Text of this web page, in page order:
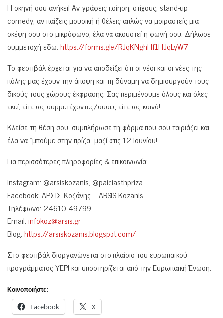
Η σκηνή σου ανήκει! Αν γράφεις ποίηση, στίχους, stand-up
comedy, αν παίζεις μουσική ή θέλεις απλώς να μοιραστείς μια
σκέψη σου στο μικρόφωνο, έλα να ακουστεί η φωνή σου. Δήλωσε
συμμετοχή εδω:https://forms.gle/RJqKNghHf1HJqLyW7
Το φεστιβάλ έρχεται για να αποδείξει ότι οι νέοι και οι νέες της
πόλης μας έχουν την άποψη και τη δύναμη να δημιουργούν τους
δικούς τους χώρους έκφρασης. Σας περιμένουμε όλους και όλες
εκεί, είτε ως συμμετέχοντες/ουσες είτε ως κοινό!
Κλείσε τη θέση σου, συμπλήρωσε τη φόρμα που σου ταιριάζει και
έλα να “μπούμε στην πρίζα” μαζί στις 12 Ιουνίου!
Για περισσότερες πληροφορίες & επικοινωνία:
Instagram: @arsiskozanis, @paidiasthpriza
Facebook: ΑΡΣΙΣ Κοζάνης – ARSIS Kozanis
Τηλέφωνο: 24610 49799
Email:infokoz@arsis.gr
Blog:https://arsiskozanis.blogspot.com/
Στο φεστιβάλ διοργανώνεται στο πλαίσιο του ευρωπαϊκού
προγράμματος YEP! και υποστηρίζεται από την Ευρωπαϊκή Ένωση.
Κοινοποιήστε:
Facebook X